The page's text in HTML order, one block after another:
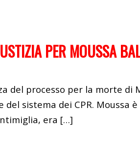
PER MOUSSA
del processo per la morte di
sistema dei CPR. Moussa
era […]